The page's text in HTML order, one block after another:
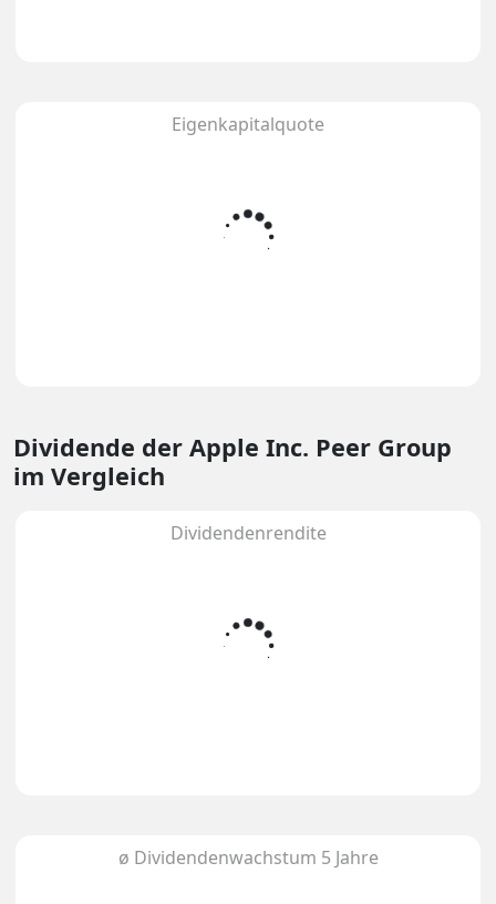
Eigenkapitalquote
Dividende der Apple Inc. Peer Group
im Vergleich
Dividendenrendite
ø Dividendenwachstum 5 Jahre